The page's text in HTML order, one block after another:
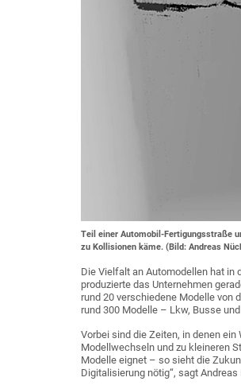
Teil einer Automobil-Fertigungsstraße
zu Kollisionen käme. (Bild: Andreas
Die Vielfalt an Automodellen hat in
produzierte das Unternehmen
rund 20 verschiedene Modelle von
rund 300 Modelle – Lkw, Busse
Vorbei sind die Zeiten, in denen
Modellwechseln und zu kleineren
Modelle eignet – so sieht die
Digitalisierung nötig“, sagt